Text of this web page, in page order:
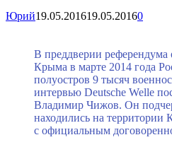
Юрий19.05.201619.05.20160
В преддверии референдума
Крыма в марте 2014 года
полуостров 9 тысяч
интервью Deutsche Welle
Владимир Чижов. Он
находились на территории
с официальным